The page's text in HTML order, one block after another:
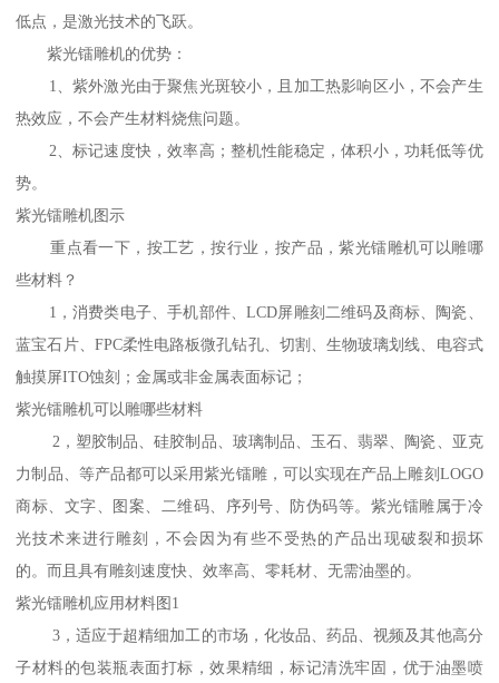
低点，是激光技术的飞跃。
紫光镭雕机的优势：
1、紫外激光由于聚焦光斑较小，且加工热影响区小，不会产生
热效应，不会产生材料烧焦问题。
2、标记速度快，效率高；整机性能稳定，体积小，功耗低等优
势。
紫光镭雕机图示
重点看一下，按工艺，按行业，按产品，紫光镭雕机可以雕哪
些材料？
1，消费类电子、手机部件、LCD屏雕刻二维码及商标、陶瓷、
蓝宝石片、FPC柔性电路板微孔钻孔、切割、生物玻璃划线、电容式
触摸屏ITO蚀刻；金属或非金属表面标记；
紫光镭雕机可以雕哪些材料
2，塑胶制品、硅胶制品、玻璃制品、玉石、翡翠、陶瓷、亚克
力制品、等产品都可以采用紫光镭雕，可以实现在产品上雕刻LOGO
商标、文字、图案、二维码、序列号、防伪码等。紫光镭雕属于冷
光技术来进行雕刻，不会因为有些不受热的产品出现破裂和损坏
的。而且具有雕刻速度快、效率高、零耗材、无需油墨的。
紫光镭雕机应用材料图1
3，适应于超精细加工的市场，化妆品、药品、视频及其他高分
子材料的包装瓶表面打标，效果精细，标记清洗牢固，优于油墨喷